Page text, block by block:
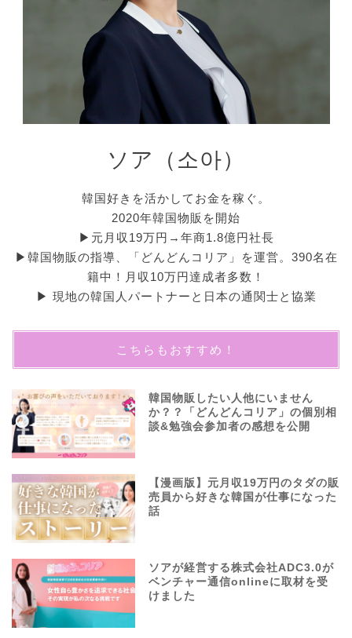
ソア（소아）
韓国好きを活かしてお金を稼ぐ。
2020年韓国物販を開始
▶︎元月収19万円→年商1.8億円社長
▶︎韓国物販の指導、「どんどんコリア」を運営。390名在
籍中！月収10万円達成者多数！
▶︎ 現地の韓国人パートナーと日本の通関士と協業
こちらもおすすめ！
韓国物販したい人他にいません
か？？「どんどんコリア」の個別相
談&勉強会参加者の感想を公開
【漫画版】元月収19万円のタダの販
売員から好きな韓国が仕事になった
話
ソアが経営する株式会社ADC3.0が
ベンチャー通信onlineに取材を受
けました